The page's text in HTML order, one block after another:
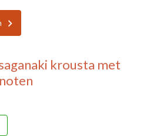
krousta met